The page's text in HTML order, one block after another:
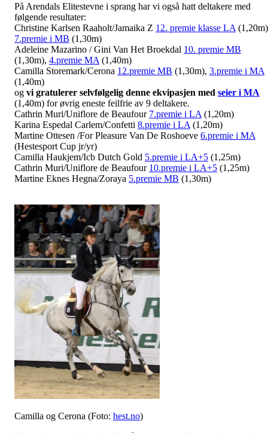
På Arendals Elitestevne i sprang har vi også hatt deltakere med
følgende resultater:
Christine Karlsen Raaholt/Jamaika Z 12. premie klasse LA
7.premie i MB (1,30m)
Adeleine Mazarino / Gini Van Het Broekdal 10. premie MB
(1,30m), 4.premie MA (1,40m)
Camilla Storemark/Cerona 12.premie MB (1,30m), 3.premie i MA
(1,40m)
og vi gratulerer selvfølgelig denne ekvipasjen med seier i MA
(1,40m) for øvrig eneste feilfrie av 9 deltakere.
Cathrin Muri/Uniflore de Beaufour 7.premie i LA (1,20m)
Karina Espedal Carlem/Confetti 8.premie i LA (1,20m)
Martine Ottesen /For Pleasure Van De Roshoeve 6.premie i MA
(Hestesport Cup jr/yr)
Camilla Haukjem/Icb Dutch Gold 5.premie i LA+5 (1,25m)
Cathrin Muri/Uniflore de Beaufour 10.premie i LA+5 (1,25m)
Martine Eknes Hegna/Zoraya 5.premie MB (1,30m)
Camilla og Cerona (Foto: hest.no)